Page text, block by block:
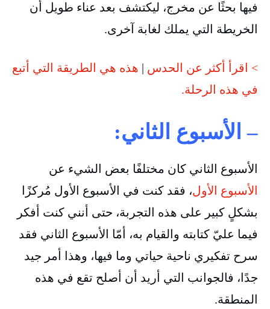
فيها بحثًا عن مخرج، ليكتشف بعد عناء طويل أن
الخريطة التي يملك لغابة آخرى.
> اقرأ أكثر عن الحدس | هذه هي الطريقة التي أتبع
في هذه الرحلة.
– الأسبوع الثاني:
الأسبوع الثاني كان مختلفًا بعض الشيء عن
الأسبوع الأول، فقد كنت في الأسبوع الأول مُركزًا
بشكلٍ كبير على هذه التجربة، حتى أنني كنت أفكر
فيما عليّ كتابته والقيام به، أمّا الأسبوع الثاني فقد
سرح تفكيري ناحية حياتي وما فيها، وهذا أمر جيد
جدًا، فالجوانب التي أريد أن أصلح تقع في هذه
المنطقة.